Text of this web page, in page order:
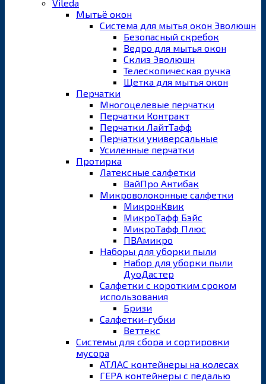
Vileda
Мытьё окон
Система для мытья окон Эволюшн
Безопасный скребок
Ведро для мытья окон
Склиз Эволюшн
Телескопическая ручка
Щетка для мытья окон
Перчатки
Многоцелевые перчатки
Перчатки Контракт
Перчатки ЛайтТафф
Перчатки универсальные
Усиленные перчатки
Протирка
Латексные салфетки
ВайПро Антибак
Микроволоконные салфетки
МикронКвик
МикроТафф Бэйс
МикроТафф Плюс
ПВАмикро
Наборы для уборки пыли
Набор для уборки пыли
ДуоДастер
Салфетки с коротким сроком
использования
Бризи
Салфетки-губки
Веттекс
Системы для сбора и сортировки
мусора
АТЛАС контейнеры на колесах
ГЕРА контейнеры с педалью